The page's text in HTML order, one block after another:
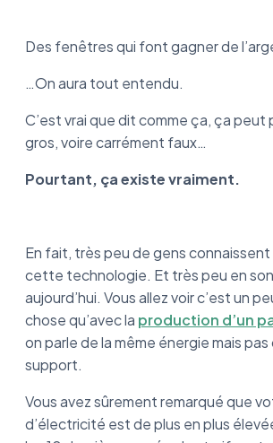
Des fenêtres qui font gagner de
…On aura tout entendu.
C’est vrai que dit comme ça, ça peut
gros, voire carrément faux…
Pourtant, ça existe vraiment.
En fait, très peu de gens
cette technologie. Et très peu en
aujourd’hui. Vous allez voir c’est un
chose qu’avec la production d’un
on parle de la même énergie mais pas
support.
Vous avez sûrement remarqué que
d’électricité est de plus en plus
plaît ?
Vitrage photovoltaïque : Est-ce